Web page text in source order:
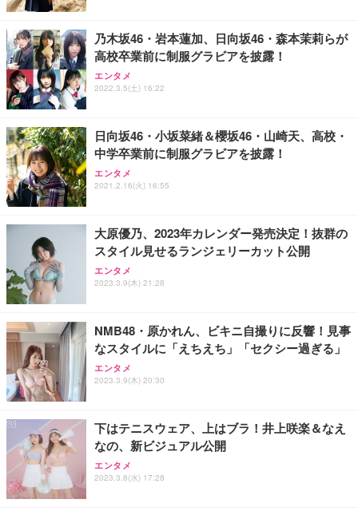
乃木坂46・岩本蓮加、日向坂46・森本茉莉らが
高校卒業前に制服グラビアを披露！
エンタメ
2022.3.5(土) 16:22
日向坂46・小坂菜緒＆櫻坂46・山崎天、高校・
中学卒業前に制服グラビアを披露！
エンタメ
2021.2.16(火) 16:55
大原優乃、2023年カレンダー発売決定！抜群の
スタイル見せるランジェリーカット公開
エンタメ
2023.3.9(木) 21:28
NMB48・原かれん、ビキニ自撮りに反響！見事
なスタイルに「えちえち」「セクシー過ぎる」
エンタメ
2023.3.9(木) 20:30
下はテニスウェア、上はブラ！井上咲楽＆なえ
なの、新ビジュアル公開
エンタメ
2023.3.8(水) 17:28